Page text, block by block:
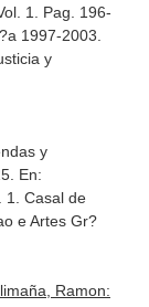
1. Pag. 196-
1997-2003
y
y
En:
1. Casal de
e Artes Gr?
Ramon: